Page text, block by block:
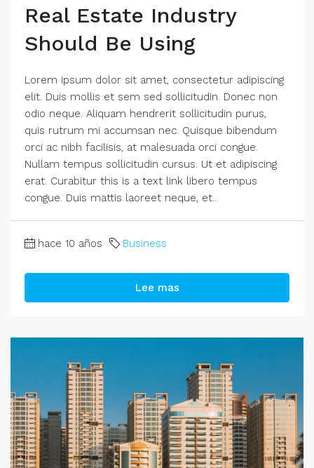
Real Estate Industry
Should Be Using
Lorem ipsum dolor sit amet, consectetur adipiscing
elit. Duis mollis et sem sed sollicitudin. Donec non
odio neque. Aliquam hendrerit sollicitudin purus,
quis rutrum mi accumsan nec. Quisque bibendum
orci ac nibh facilisis, at malesuada orci congue.
Nullam tempus sollicitudin cursus. Ut et adipiscing
erat. Curabitur this is a text link libero tempus
congue. Duis mattis laoreet neque, et...
hace 10 años Business
Lee mas